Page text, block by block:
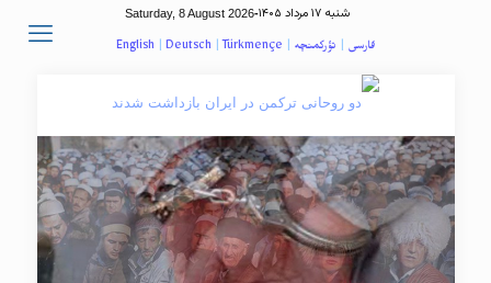
Saturday, 8 August 2026- شنبه ۱۷ مرداد ۱۴۰۵
فارسی | تؤرکمنچه |
English | Deutsch | Türkmençe